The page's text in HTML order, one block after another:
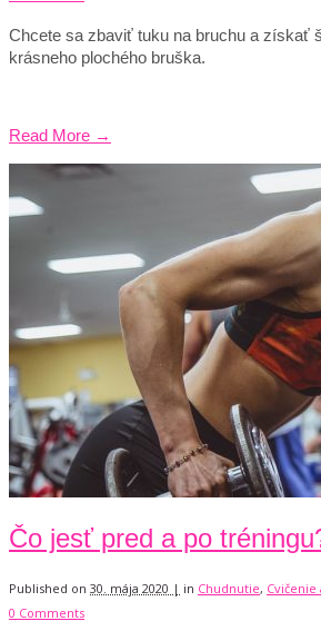
Chcete sa zbaviť tuku na bruchu a získať
krásneho plochého bruška.
Read More →
Čo jesť pred a po
Published on 30. mája 2020 | in Chudnutie, Cvičenie
0 Comments